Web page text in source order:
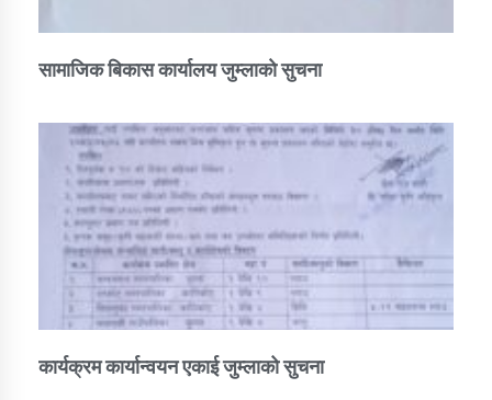
सामाजिक बिकास कार्यालय जुम्लाकाे सुचना
कार्यक्रम कार्यान्वयन एकाई जुम्लाको सुचना